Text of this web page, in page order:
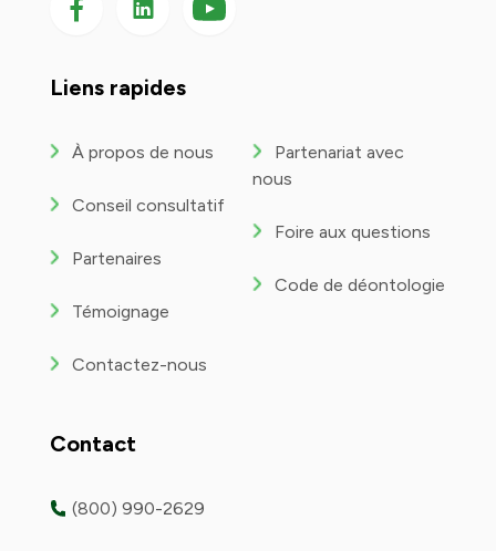
nous
Liens rapides
À propos de nous
Conseil consultatif
Partenaires
Témoignage
Contactez-nous
Partenariat avec
nous
Foire aux questions
Code de déontologie
Contact
(800) 990-2629